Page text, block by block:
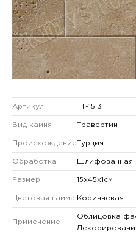
Артикул: ТТ-15.3
Вид камня Травертин
ПроисхождениеТурция
Обработка Шлифованная
Размер 15х45х1см
Цветовая гамма Коричневая
Применение
Облицовка